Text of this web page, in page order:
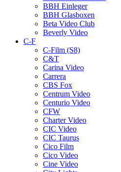
BBH Einleger
BBH Glasboxen
Beta Video Club
Beverly Video
C-F
C-Film (S8)
C&T
Carina Video
Carrera
CBS Fox
Centrum Video
Centurio Video
CFW
Charter Video
CIC Video
CIC Taurus
Cico Film
Cico Video
Cine Video